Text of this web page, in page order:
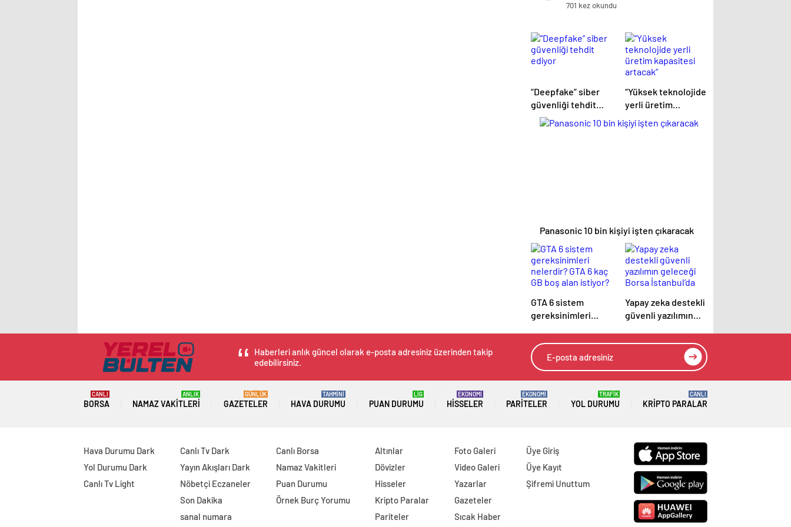
ağlattı!
701 kez okundu
“Deepfake” siber
güvenliği tehdit
ediyor
“Yüksek teknolojide
yerli üretim
kapasitesi artacak”
Panasonic 10 bin kişiyi işten çıkaracak
GTA 6 sistem
gereksinimleri
GB boş alan istiyor?
Yapay zeka destekli
güvenli yazılımın
İstanbul’da
Haberleri anlık güncel olarak e-posta adresiniz üzerinden takip
edebilirsiniz.
BORSA
CANLI
NAMAZ VAKITLERI
ANLIK
GAZETELER
GÜNLÜK
HAVA DURUMU
TAHMİNİ
PUAN DURUMU
LİG
HISSELER
EKONOMİ
PARITELER
EKONOMİ
YOL DURUMU
TRAFİK
KRIPTO PARALAR
CANLI
Hava Durumu Dark
Yol Durumu Dark
Canlı Tv Light
Canlı Tv Dark
Yayın Akışları Dark
Nöbetçi Eczaneler
Son Dakika
sanal numara
Canlı Borsa
Namaz Vakitleri
Puan Durumu
Örnek Burç Yorumu
Altınlar
Dövizler
Hisseler
Kripto Paralar
Pariteler
Foto Galeri
Video Galeri
Yazarlar
Gazeteler
Sıcak Haber
Üye Giriş
Üye Kayıt
Şifremi Unuttum